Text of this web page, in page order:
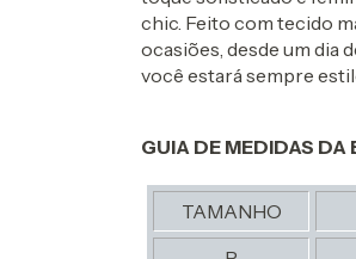
chic. Feito com tecido
ocasiões, desde um dia
você estará sempre
GUIA DE MEDIDAS DA
TAMANHO